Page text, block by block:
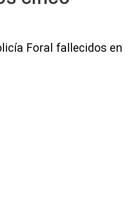
Foral fallecidos en